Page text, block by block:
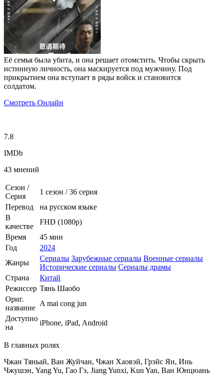
Её семья была убита, и она решает отомстить. Чтобы скрыть
истинную личность, она маскируется под мужчину. Под
прикрытием она вступает в ряды войск и становится
солдатом.
Смотреть Онлайн
7.8
IMDb
43 мнений
Сезон /
Серия
1 сезон /36 серия
Перевод
на русском языке
В
качестве
FHD (1080p)
Время
45 мин
Год
2024
Жанры
Сериалы Зарубежные сериалы Военные сериалы
Исторические сериалы Сериалы драмы
Страна
Китай
Режиссер Тянь Шаобо
Ориг.
название
A mai cong jun
Доступно
на
iPhone, iPad, Android
В главных ролях
Чжан Тяньай, Ван Жуйчан, Чжан Хаовэй, Грэйс Ян, Инь
Чжушэн, Yang Yu, Гао Гэ, Jiang Yunxi, Kun Yan, Ван Юнцюань